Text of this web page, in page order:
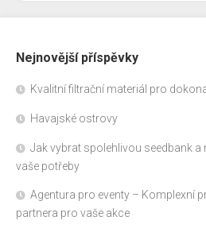
Nejnovější příspěvky
Kvalitní filtrační materiál pro
Havajské ostrovy
Jak vybrat spolehlivou seedbank a
vaše potřeby
Agentura pro eventy – Komplexní
partnera pro vaše akce